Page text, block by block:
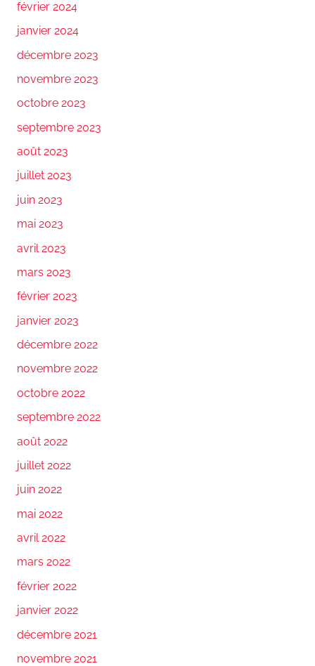
février 2024
janvier 2024
décembre 2023
novembre 2023
octobre 2023
septembre 2023
août 2023
juillet 2023
juin 2023
mai 2023
avril 2023
mars 2023
février 2023
janvier 2023
décembre 2022
novembre 2022
octobre 2022
septembre 2022
août 2022
juillet 2022
juin 2022
mai 2022
avril 2022
mars 2022
février 2022
janvier 2022
décembre 2021
novembre 2021